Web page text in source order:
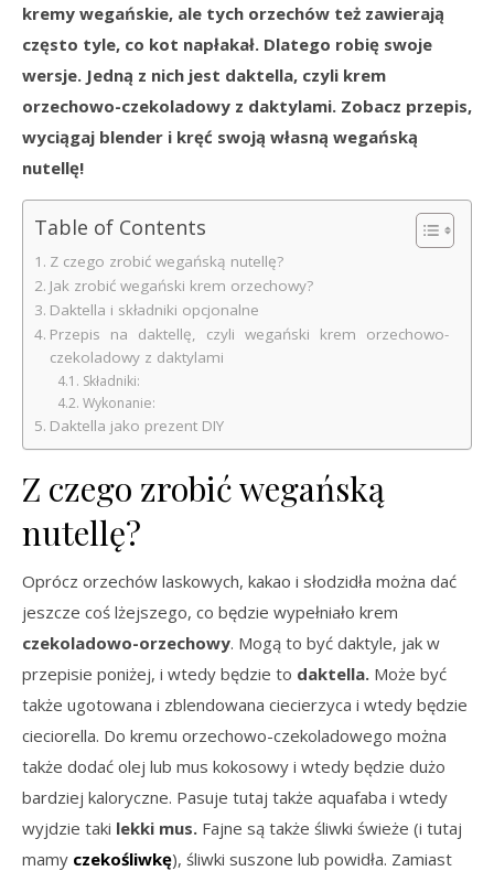
kremy wegańskie, ale tych orzechów też zawierają
często tyle, co kot napłakał. Dlatego robię swoje
wersje. Jedną z nich jest daktella, czyli krem
orzechowo-czekoladowy z daktylami. Zobacz przepis,
wyciągaj blender i kręć swoją własną wegańską
nutellę!
Table of Contents
Z czego zrobić wegańską nutellę?
Jak zrobić wegański krem orzechowy?
Daktella i składniki opcjonalne
Przepis na daktellę, czyli wegański krem orzechowo-
czekoladowy z daktylami
Składniki:
Wykonanie:
Daktella jako prezent DIY
Z czego zrobić wegańską
nutellę?
Oprócz orzechów laskowych, kakao i słodzidła można dać
jeszcze coś lżejszego, co będzie wypełniało krem
czekoladowo-orzechowy. Mogą to być daktyle, jak w
przepisie poniżej, i wtedy będzie to daktella. Może być
także ugotowana i zblendowana ciecierzyca i wtedy będzie
cieciorella. Do kremu orzechowo-czekoladowego można
także dodać olej lub mus kokosowy i wtedy będzie dużo
bardziej kaloryczne. Pasuje tutaj także aquafaba i wtedy
wyjdzie taki lekki mus. Fajne są także śliwki świeże (i tutaj
mamy czekośliwkę), śliwki suszone lub powidła. Zamiast